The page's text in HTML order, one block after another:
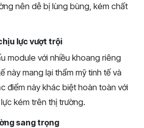
nên dễ bị lùng bùng, kém chất
lực vượt trội
module với nhiều khoang riêng
này mang lại thẩm mỹ tinh tế và
điểm này khác biệt hoàn toàn với
kém trên thị trường.
sang trọng